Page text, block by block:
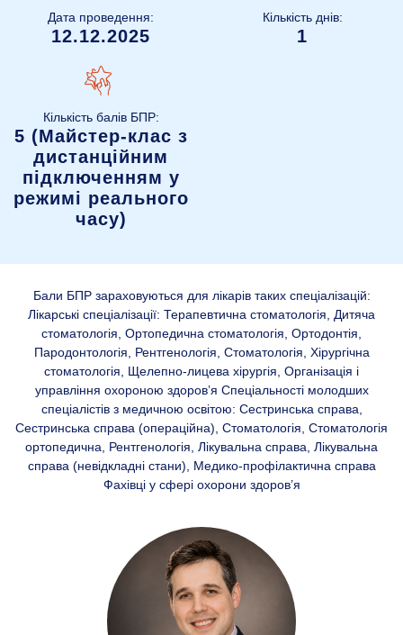
Дата проведення:
12.12.2025
Кількість днів:
1
Кількість балів БПР:
5 (Майстер-клас з
дистанційним
підключенням у
режимі реального
часу)
Бали БПР зараховуються для лікарів таких спеціалізацій:
Лікарські спеціалізації: Терапевтична стоматологія, Дитяча
стоматологія, Ортопедична стоматологія, Ортодонтія,
Пародонтологія, Рентгенологія, Стоматологія, Хірургічна
стоматологія, Щелепно-лицева хірургія, Організація і
управління охороною здоров’я Спеціальності молодших
спеціалістів з медичною освітою: Сестринська справа,
Сестринська справа (операційна), Стоматологія, Стоматологія
ортопедична, Рентгенологія, Лікувальна справа, Лікувальна
справа (невідкладні стани), Медико-профілактична справа
Фахівці у сфері охорони здоров’я